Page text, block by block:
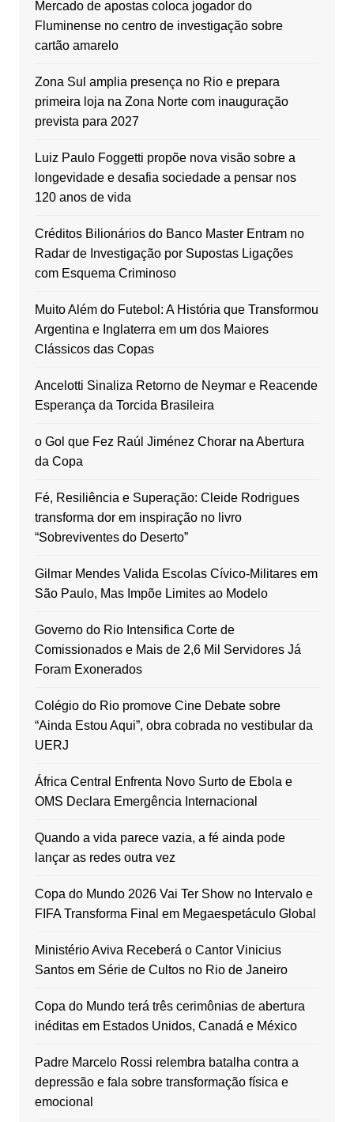
Mercado de apostas coloca jogador do
Fluminense no centro de investigação sobre
cartão amarelo
Zona Sul amplia presença no Rio e prepara
primeira loja na Zona Norte com inauguração
prevista para 2027
Luiz Paulo Foggetti propõe nova visão sobre a
longevidade e desafia sociedade a pensar nos
120 anos de vida
Créditos Bilionários do Banco Master Entram no
Radar de Investigação por Supostas Ligações
com Esquema Criminoso
Muito Além do Futebol: A História que Transformou
Argentina e Inglaterra em um dos Maiores
Clássicos das Copas
Ancelotti Sinaliza Retorno de Neymar e Reacende
Esperança da Torcida Brasileira
o Gol que Fez Raúl Jiménez Chorar na Abertura
da Copa
Fé, Resiliência e Superação: Cleide Rodrigues
transforma dor em inspiração no livro
“Sobreviventes do Deserto”
Gilmar Mendes Valida Escolas Cívico-Militares em
São Paulo, Mas Impõe Limites ao Modelo
Governo do Rio Intensifica Corte de
Comissionados e Mais de 2,6 Mil Servidores Já
Foram Exonerados
Colégio do Rio promove Cine Debate sobre
“Ainda Estou Aqui”, obra cobrada no vestibular da
UERJ
África Central Enfrenta Novo Surto de Ebola e
OMS Declara Emergência Internacional
Quando a vida parece vazia, a fé ainda pode
lançar as redes outra vez
Copa do Mundo 2026 Vai Ter Show no Intervalo e
FIFA Transforma Final em Megaespetáculo Global
Ministério Aviva Receberá o Cantor Vinicius
Santos em Série de Cultos no Rio de Janeiro
Copa do Mundo terá três cerimônias de abertura
inéditas em Estados Unidos, Canadá e México
Padre Marcelo Rossi relembra batalha contra a
depressão e fala sobre transformação física e
emocional